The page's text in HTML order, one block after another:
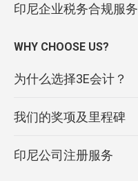
印尼企业税务合规服务
WHY CHOOSE US?
为什么选择3E会计？
我们的奖项及里程碑
印尼公司注册服务